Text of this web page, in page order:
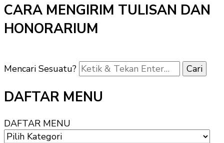
CARA MENGIRIM TULISAN DAN
HONORARIUM
Mencari Sesuatu?
DAFTAR MENU
DAFTAR MENU